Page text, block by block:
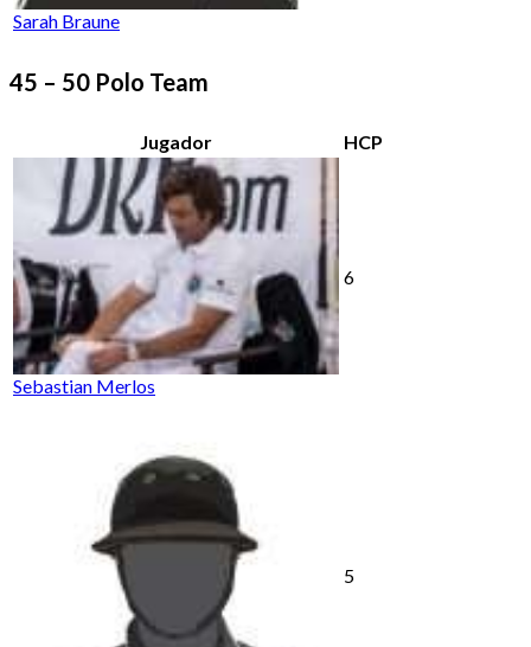
Sarah Braune
45 – 50 Polo Team
Jugador HCP
Sebastian Merlos
6
5